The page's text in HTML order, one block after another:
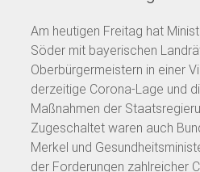
Am heutigen Freitag hat
Söder mit bayerischen
Oberbürgermeistern in einer
derzeitige Corona-Lage und
Maßnahmen der
Zugeschaltet waren auch
Merkel und
der Forderungen zahlreicher